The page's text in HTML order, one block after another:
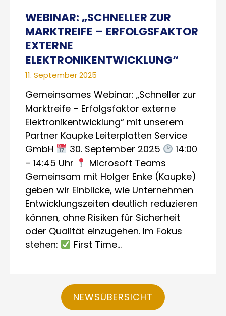
WEBINAR: „SCHNELLER ZUR
MARKTREIFE – ERFOLGSFAKTOR
EXTERNE
ELEKTRONIKENTWICKLUNG“
11. September 2025
Gemeinsames Webinar: „Schneller zur
Marktreife – Erfolgsfaktor externe
Elektronikentwicklung“ mit unserem
Partner Kaupke Leiterplatten Service
GmbH
30. September 2025
14:00
– 14:45 Uhr
Microsoft Teams
Gemeinsam mit Holger Enke (Kaupke)
geben wir Einblicke, wie Unternehmen
Entwicklungszeiten deutlich reduzieren
können, ohne Risiken für Sicherheit
oder Qualität einzugehen. Im Fokus
stehen:
First Time…
NEWSÜBERSICHT